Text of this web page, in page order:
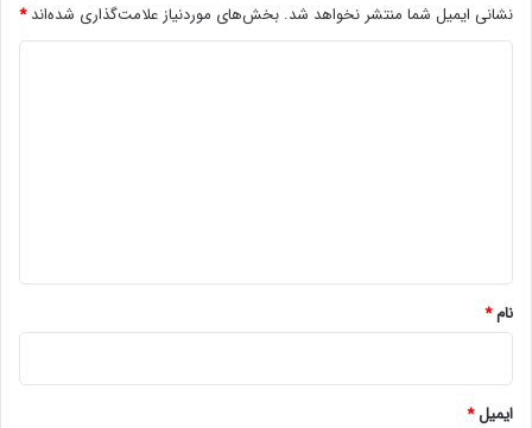
نشانی ایمیل شما منتشر نخواهد شد. بخش‌های موردنیاز علامت‌گذاری شده‌اند*
نام*
ایمیل*